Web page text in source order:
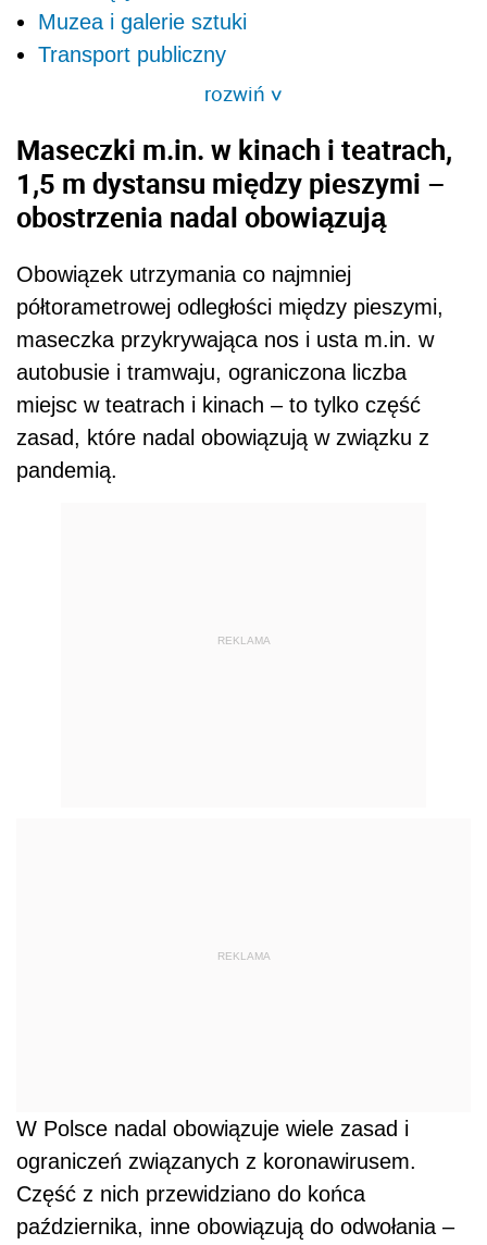
Muzea i galerie sztuki
Transport publiczny
rozwiń>
Maseczki m.in. w kinach i teatrach,
1,5 m dystansu między pieszymi –
obostrzenia nadal obowiązują
Obowiązek utrzymania co najmniej
półtorametrowej odległości między pieszymi,
maseczka przykrywająca nos i usta m.in. w
autobusie i tramwaju, ograniczona liczba
miejsc w teatrach i kinach – to tylko część
zasad, które nadal obowiązują w związku z
pandemią.
REKLAMA
REKLAMA
W Polsce nadal obowiązuje wiele zasad i
ograniczeń związanych z koronawirusem.
Część z nich przewidziano do końca
października, inne obowiązują do odwołania –